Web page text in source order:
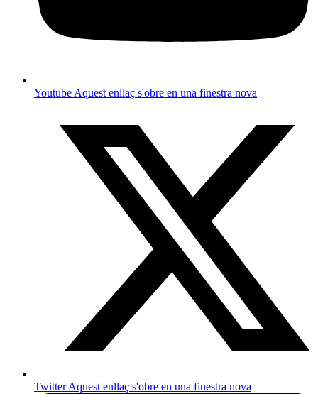
Youtube Aquest enllaç s'obre en una finestra nova
TwitterAquest enllaç s'obre en una finestra nova